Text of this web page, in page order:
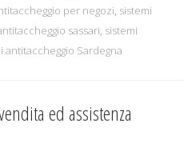
per negozi, sistemi
sassari, sistemi
antitaccheggio Sardegna
ed assistenza